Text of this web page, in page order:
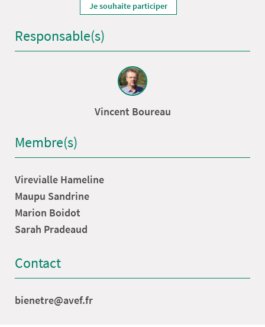
Je souhaite participer
Responsable(s)
Vincent Boureau
Membre(s)
Virevialle Hameline
Maupu Sandrine
Marion Boidot
Sarah Pradeaud
Contact
bienetre@avef.fr